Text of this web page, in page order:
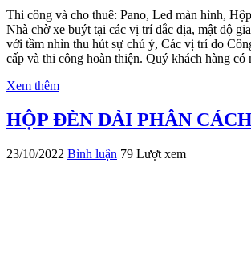
Thi công và cho thuê: Pano, Led màn hình,
Nhà chờ xe buýt tại các vị trí đắc địa, mật độ
với tầm nhìn thu hút sự chú ý, Các vị trí do
cấp và thi công hoàn thiện. Quý khách hàng có
Xem thêm
HỘP ĐÈN DẢI PHÂN
23/10/2022 Bình luận 79 Lượt xem